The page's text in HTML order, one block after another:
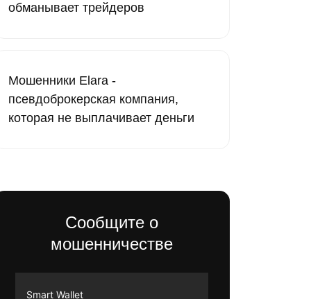
обманывает трейдеров
Мошенники Elara -
псевдоброкерская компания,
которая не выплачивает деньги
Сообщите о
мошенничестве